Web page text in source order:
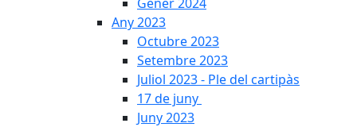
Any 2023
Octubre 2023
Setembre 2023
Juliol 2023 - Ple del cartipàs
17 de juny
Juny 2023